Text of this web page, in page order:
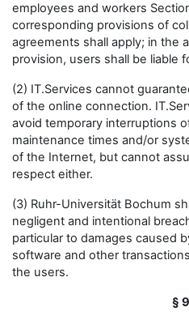
employees and workers
corresponding provisions of
agreements shall apply; in the
provision, users shall be liable
(2) IT.Services cannot
of the online connection.
avoid temporary interruptions
maintenance times and/or
of the Internet, but cannot
respect either.
(3) Ruhr-Universität Bochum
negligent and intentional
particular to damages caused
software and other
the users.
§ 9